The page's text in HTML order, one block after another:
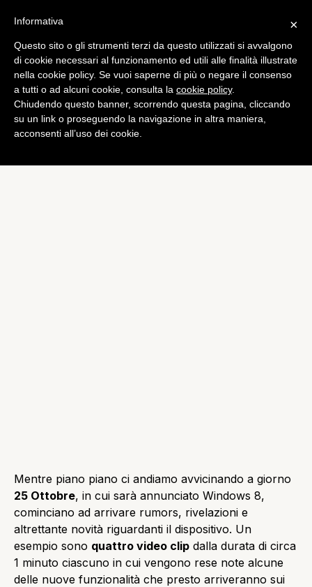
Computer
Windows 8: trapelati
quattro video clip con le
novità
diAlessandro Moretti
Mentre piano piano ci andiamo avvicinando a giorno
25 Ottobre, in cui sarà annunciato Windows 8,
cominciano ad arrivare rumors, rivelazioni e
altrettante novità riguardanti il dispositivo. Un
esempio sono quattro video clip dalla durata di circa
1 minuto ciascuno in cui vengono rese note alcune
delle nuove funzionalità che presto arriveranno sui
×
Informativa
Questo sito o gli strumenti terzi da questo utilizzati si avvalgono
di cookie necessari al funzionamento ed utili alle finalità illustrate
nella cookie policy. Se vuoi saperne di più o negare il consenso
a tutti o ad alcuni cookie, consulta la cookie policy.
Chiudendo questo banner, scorrendo questa pagina, cliccando
su un link o proseguendo la navigazione in altra maniera,
acconsenti all’uso dei cookie.